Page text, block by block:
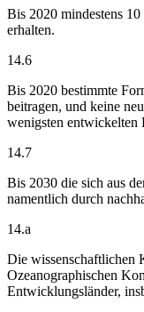
Bis 2020 mindestens
erhalten.
14.6
Bis 2020 bestimmte
beitragen, und keine
wenigsten entwickelten
14.7
Bis 2030 die sich aus
namentlich durch
14.a
Die wissenschaftlichen
Ozeanographischen
Entwicklungsländer,